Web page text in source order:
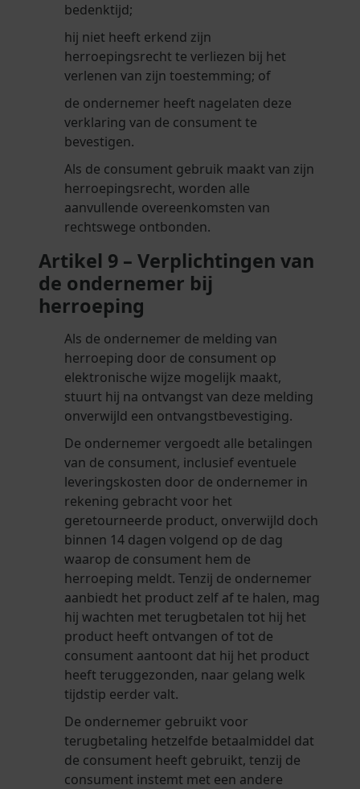
bedenktijd;
hij niet heeft erkend zijn
herroepingsrecht te verliezen bij het
verlenen van zijn toestemming; of
de ondernemer heeft nagelaten deze
verklaring van de consument te
bevestigen.
Als de consument gebruik maakt van zijn
herroepingsrecht, worden alle
aanvullende overeenkomsten van
rechtswege ontbonden.
Artikel 9 – Verplichtingen van
de ondernemer bij
herroeping
Als de ondernemer de melding van
herroeping door de consument op
elektronische wijze mogelijk maakt,
stuurt hij na ontvangst van deze melding
onverwijld een ontvangstbevestiging.
De ondernemer vergoedt alle betalingen
van de consument, inclusief eventuele
leveringskosten door de ondernemer in
rekening gebracht voor het
geretourneerde product, onverwijld doch
binnen 14 dagen volgend op de dag
waarop de consument hem de
herroeping meldt. Tenzij de ondernemer
aanbiedt het product zelf af te halen, mag
hij wachten met terugbetalen tot hij het
product heeft ontvangen of tot de
consument aantoont dat hij het product
heeft teruggezonden, naar gelang welk
tijdstip eerder valt.
De ondernemer gebruikt voor
terugbetaling hetzelfde betaalmiddel dat
de consument heeft gebruikt, tenzij de
consument instemt met een andere